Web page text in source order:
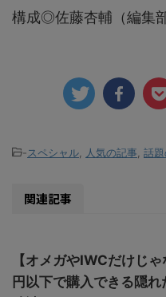
構成◎佐藤杏輔（編集
-スペシャル 人気の記事 話
関連記事
【オメガやIWCだけじ
円以下で購入できる隠れ